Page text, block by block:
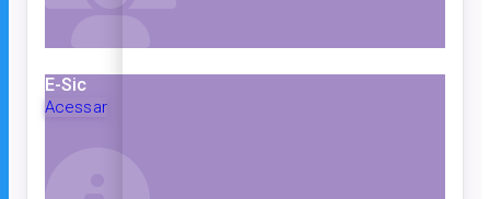
E-Sic
Acessar